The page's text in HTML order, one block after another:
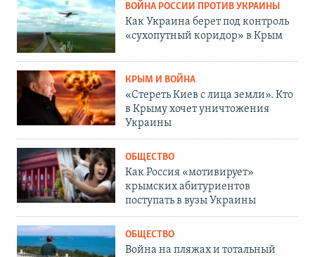
ВОЙНА РОССИИ ПРОТИВ УКРАИНЫ
Как Украина берет под контроль
«сухопутный коридор» в Крым
КРЫМ И ВОЙНА
«Стереть Киев с лица земли». Кто
в Крыму хочет уничтожения
Украины
ОБЩЕСТВО
Как Россия «мотивирует»
крымских абитуриентов
поступать в вузы Украины
ОБЩЕСТВО
Война на пляжах и тотальный